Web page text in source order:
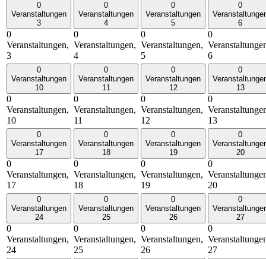
0
Veranstaltungen
3
0
Veranstaltungen,
3
0
Veranstaltungen
4
0
Veranstaltungen,
4
0
Veranstaltungen
5
0
Veranstaltungen,
5
0
6
0
6
0
Veranstaltungen
10
0
Veranstaltungen,
10
0
Veranstaltungen
11
0
Veranstaltungen,
11
0
Veranstaltungen
12
0
Veranstaltungen,
12
0
13
0
13
0
Veranstaltungen
17
0
Veranstaltungen,
17
0
Veranstaltungen
18
0
Veranstaltungen,
18
0
Veranstaltungen
19
0
Veranstaltungen,
19
0
20
0
20
0
Veranstaltungen
24
0
Veranstaltungen,
24
0
Veranstaltungen
25
0
Veranstaltungen,
25
0
Veranstaltungen
26
0
Veranstaltungen,
26
0
27
0
27